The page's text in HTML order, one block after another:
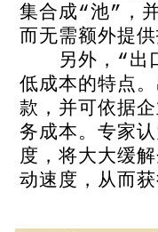
集合成“池”，
而无需额外提供
另外，“出口
低成本的特点
款，并可依据
务成本。专家
度，将大大缓
动速度，从而获